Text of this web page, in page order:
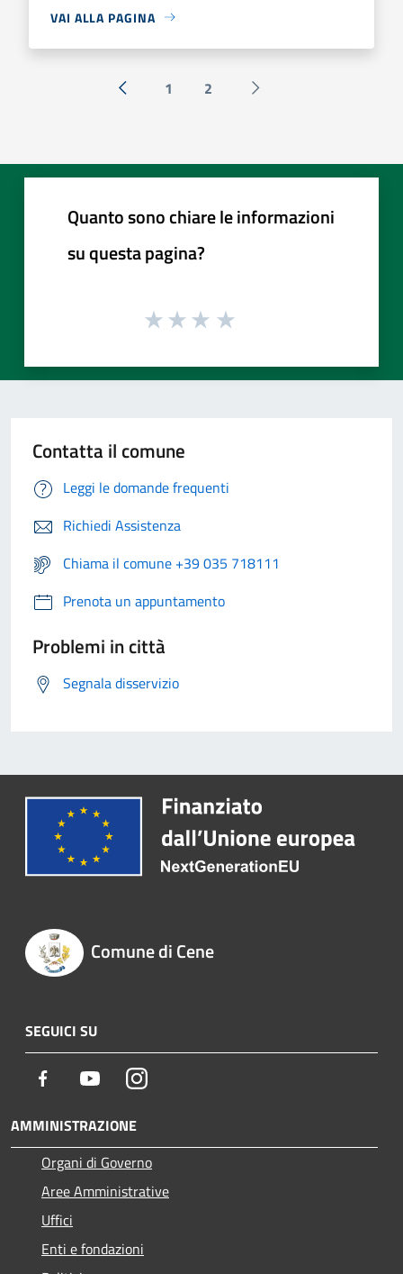
VAI ALLA PAGINA
« Precedente
1 2 Successiva »
Quanto sono chiare le informazioni
su questa pagina?
Contatta il comune
Leggi le domande frequenti
Richiedi Assistenza
Chiama il comune +39 035 718111
Prenota un appuntamento
Problemi in città
Segnala disservizio
Comune di Cene
SEGUICI SU
Facebook YoutubeInstagram
AMMINISTRAZIONE
Organi di Governo
Aree Amministrative
Uffici
Enti e fondazioni